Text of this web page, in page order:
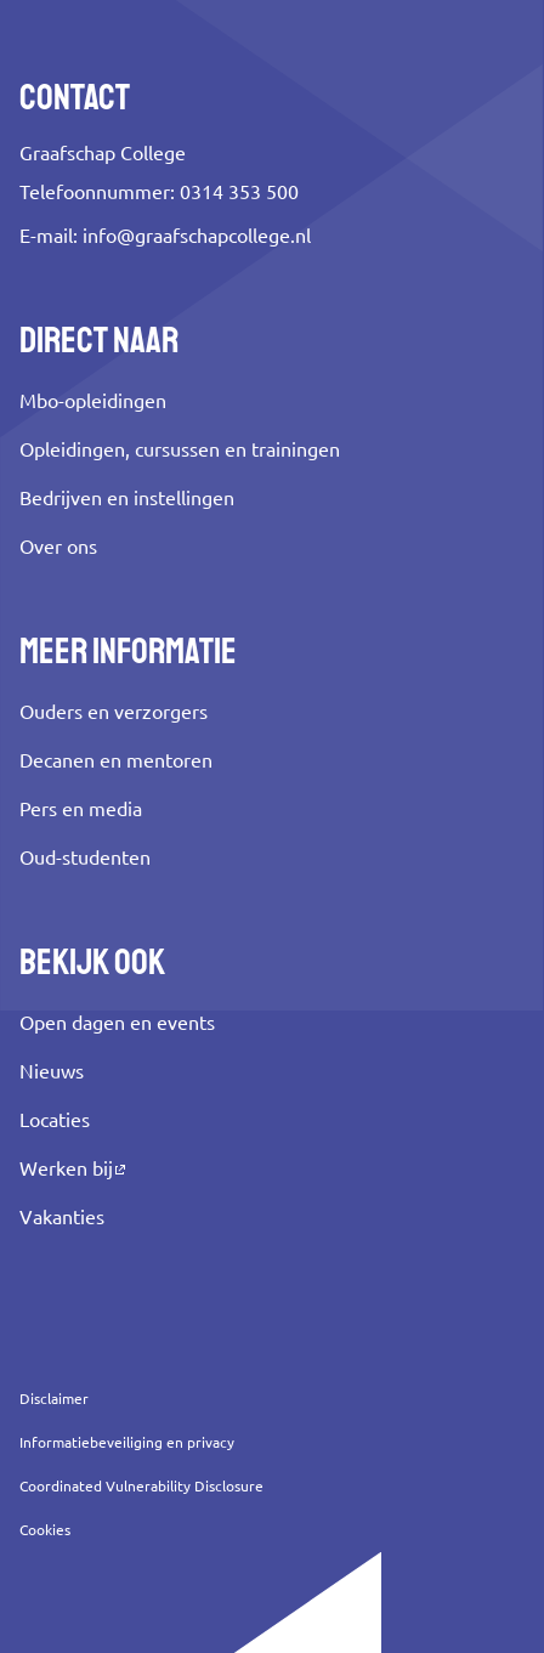
Contact
Graafschap College
Telefoonnummer: 0314 353 500
E-mail: info@graafschapcollege.nl
Direct naar
Mbo-opleidingen
Opleidingen, cursussen en trainingen
Bedrijven en instellingen
Over ons
Meer informatie
Ouders en verzorgers
Decanen en mentoren
Pers en media
Oud-studenten
Bekijk ook
Open dagen en events
Nieuws
Locaties
Werken bij
Vakanties
Service
Disclaimer
Informatiebeveiliging en privacy
Coordinated Vulnerability Disclosure
Cookies